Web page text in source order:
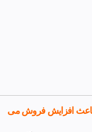
افزایش فروش می